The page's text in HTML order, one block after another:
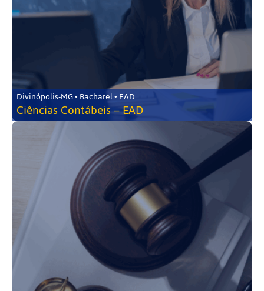
Divinópolis-MG • Bacharel • EAD
Ciências Contábeis – EAD